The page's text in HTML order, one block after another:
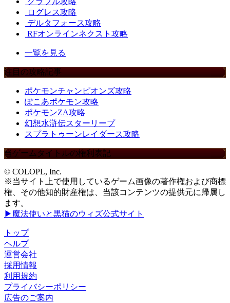
ログレス攻略
デルタフォース攻略
RFオンラインネクスト攻略
一覧を見る
注目の攻略記事
ポケモンチャンピオンズ攻略
ぽこあポケモン攻略
ポケモンZA攻略
幻想水滸伝スターリープ
スプラトゥーンレイダース攻略
当ゲームタイトルの権利表記
© COLOPL, Inc.
※当サイト上で使用しているゲーム画像の著作権および商標
権、その他知的財産権は、当該コンテンツの提供元に帰属し
ます。
▶魔法使いと黒猫のウィズ公式サイト
トップ
ヘルプ
運営会社
採用情報
利用規約
プライバシーポリシー
広告のご案内